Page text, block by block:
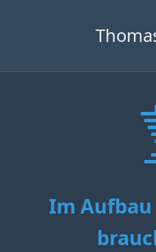
Im Aufbau